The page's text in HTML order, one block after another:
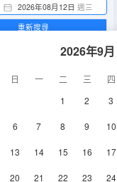
2026年08月12日 週三
2026年9月
日 一 二 三
四
1
2 3
6 7 8 9 10
13 14 15 16 17
20 21 22 23 24
重新搜尋
淋浴